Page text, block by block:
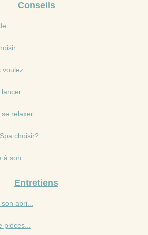
Conseils
voulez...
se relaxer
choisir?
à son...
Entretiens
abri...
pièces...